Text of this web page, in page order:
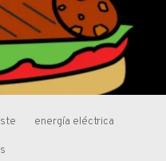
energía eléctrica